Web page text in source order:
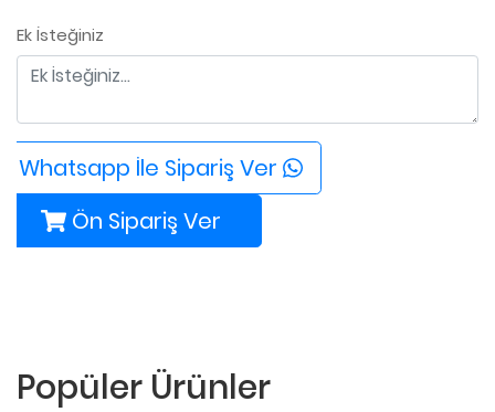
Ek İsteğiniz
Whatsapp İle Sipariş Ver
Ön Sipariş Ver
Popüler Ürünler